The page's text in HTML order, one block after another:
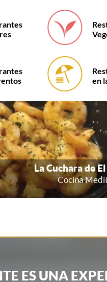
en
ES UNA